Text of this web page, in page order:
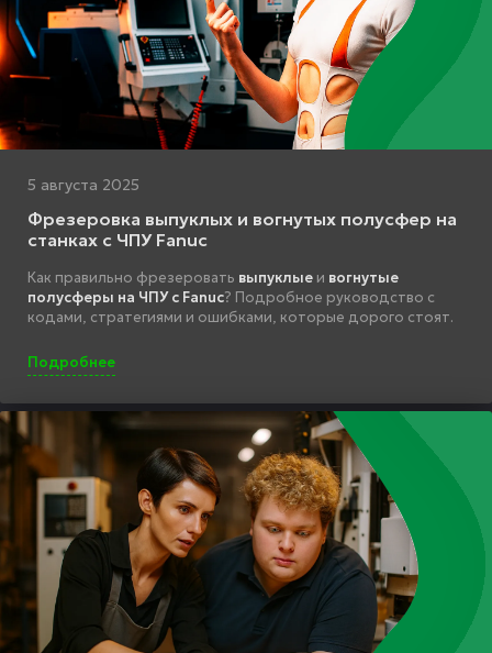
5 августа 2025
Фрезеровка выпуклых и вогнутых полусфер на
станках с ЧПУ Fanuc
Как правильно фрезеровать выпуклые и вогнутые
полусферы на ЧПУ с Fanuc? Подробное руководство с
кодами, стратегиями и ошибками, которые дорого стоят.
Подробнее